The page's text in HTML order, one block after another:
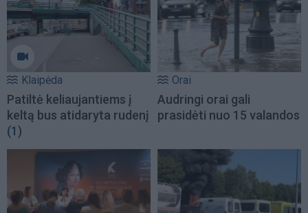
Klaipėda
Patiltė keliaujantiems į
keltą bus atidaryta rudenį
(1)
Orai
Audringi orai gali
prasidėti nuo 15 valandos